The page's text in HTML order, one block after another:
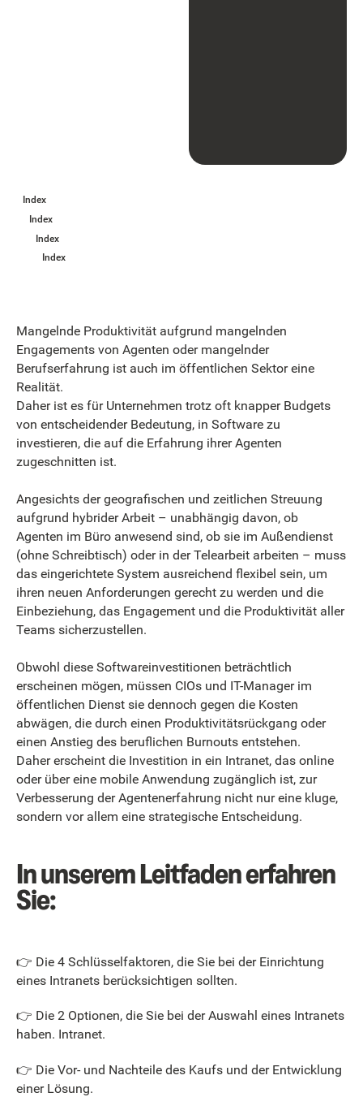
Index
Index
Index
Index
Mangelnde Produktivität aufgrund mangelnden
Engagements von Agenten oder mangelnder
Berufserfahrung ist auch im öffentlichen Sektor eine
Realität.
Daher ist es für Unternehmen trotz oft knapper Budgets
von entscheidender Bedeutung, in Software zu
investieren, die auf die Erfahrung ihrer Agenten
zugeschnitten ist.
Angesichts der geografischen und zeitlichen Streuung
aufgrund hybrider Arbeit – unabhängig davon, ob
Agenten im Büro anwesend sind, ob sie im Außendienst
(ohne Schreibtisch) oder in der Telearbeit arbeiten – muss
das eingerichtete System ausreichend flexibel sein, um
ihren neuen Anforderungen gerecht zu werden und die
Einbeziehung, das Engagement und die Produktivität aller
Teams sicherzustellen.
Obwohl diese Softwareinvestitionen beträchtlich
erscheinen mögen, müssen CIOs und IT-Manager im
öffentlichen Dienst sie dennoch gegen die Kosten
abwägen, die durch einen Produktivitätsrückgang oder
einen Anstieg des beruflichen Burnouts entstehen.
Daher erscheint die Investition in ein Intranet, das online
oder über eine mobile Anwendung zugänglich ist, zur
Verbesserung der Agentenerfahrung nicht nur eine kluge,
sondern vor allem eine strategische Entscheidung.
In unserem Leitfaden erfahren
Sie:
👉 Die 4 Schlüsselfaktoren, die Sie bei der Einrichtung
eines Intranets berücksichtigen sollten.
👉 Die 2 Optionen, die Sie bei der Auswahl eines Intranets
haben. Intranet.
👉 Die Vor- und Nachteile des Kaufs und der Entwicklung
einer Lösung.